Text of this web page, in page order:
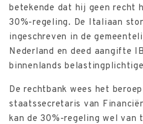
betekende dat hij geen recht
30%-regeling. De Italiaan
ingeschreven in de
Nederland en deed aangifte
binnenlands
De rechtbank wees het
staatssecretaris van
kan de 30%-regeling wel van